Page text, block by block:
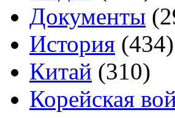
Документы
История (434)
Китай (310)
Корейская